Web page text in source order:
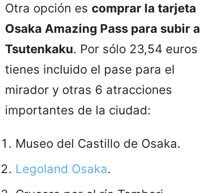
Otra opción es comprar la tarjeta
Osaka Amazing Pass para subir a
Tsutenkaku. Por sólo 23,54 euros
tienes incluido el pase para el
mirador y otras 6 atracciones
importantes de la ciudad:
Museo del Castillo de Osaka.
Legoland Osaka.